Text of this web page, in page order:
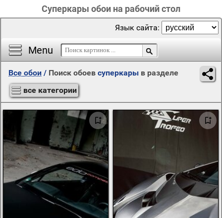
Суперкары обои на рабочий стол
Menu
Язык сайта:
Все обои / Поиск обоев суперкары в разделе
все категории